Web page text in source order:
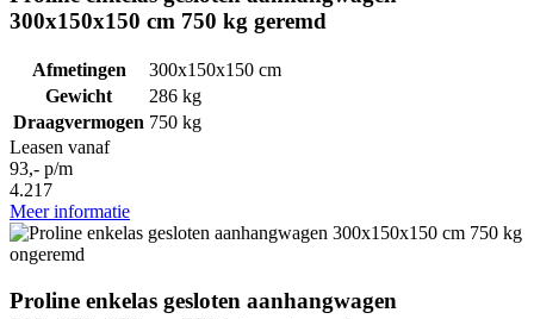
300x150x150 cm 750 kg geremd
Afmetingen
300x150x150 cm
Gewicht
286 kg
Draagvermogen 750 kg
Leasen vanaf
93,- p/m
4.217
Meer informatie
Proline enkelas gesloten aanhangwagen